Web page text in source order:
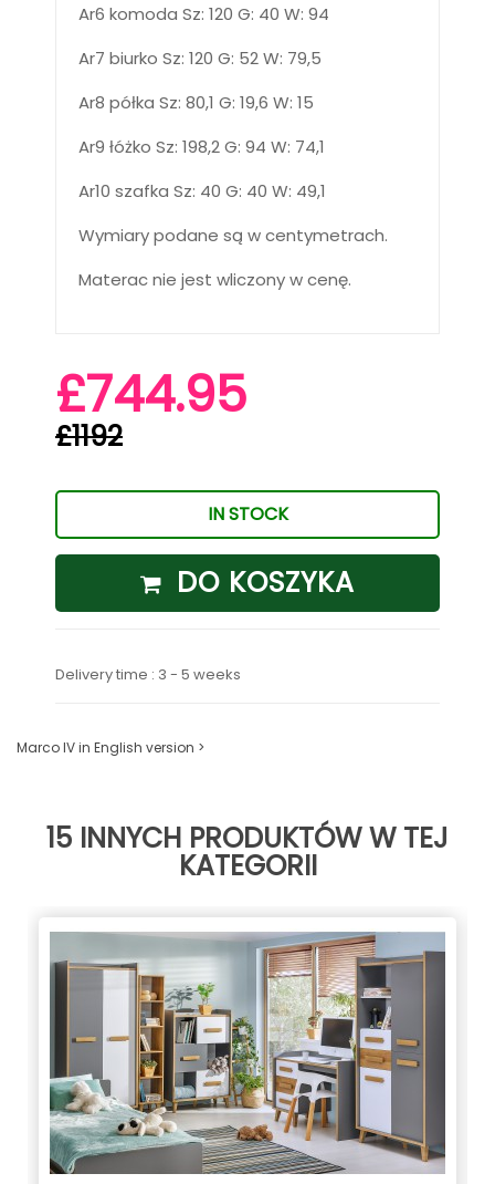
Ar6 komoda Sz: 120 G: 40 W: 94
Ar7 biurko Sz: 120 G: 52 W: 79,5
Ar8 półka Sz: 80,1 G: 19,6 W: 15
Ar9 łóżko Sz: 198,2 G: 94 W: 74,1
Ar10 szafka Sz: 40 G: 40 W: 49,1
Wymiary podane są w centymetrach.
Materac nie jest wliczony w cenę.
£744.95
£1192
IN STOCK
DO KOSZYKA
Delivery time : 3 - 5 weeks
Marco IV in English version >
15 INNYCH PRODUKTÓW W TEJ
KATEGORII